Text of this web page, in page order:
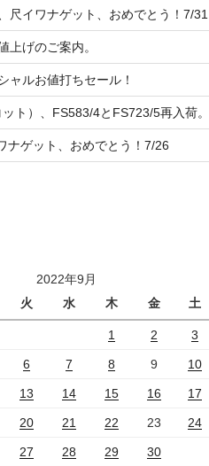
尺イワナゲット、おめでとう！7/31
げのご案内。
ャルお値打ちセール！
ト）、FS583/4とFS723/5再入荷。
ナゲット、おめでとう！7/26
2022年9月
火 水 木 金 土
1 2 3
6 7 8 9 10
13 14 15 16 17
20 21 22 23 24
27 28 29 30